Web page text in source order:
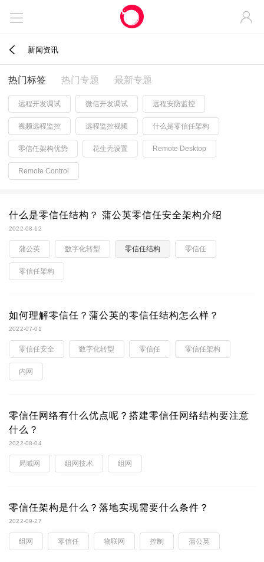
 
 新闻资讯
热门标签 热门专题 最新专题
远程开发调试 微信开发调试 远程安防监控
视频远程监控 远程监控视频 什么是零信任架构
零信任架构优势 花生壳设置 Remote Desktop
Remote Control
什么是零信任结构？ 蒲公英零信任安全架构介绍
2022-08-12
蒲公英 数字化转型 零信任结构 零信任
零信任架构
如何理解零信任？蒲公英的零信任结构怎么样？
2022-07-01
零信任安全 数字化转型 零信任 零信任架构
内网
零信任网络有什么优点呢？搭建零信任网络结构要注意
什么？
2022-08-04
局域网 组网技术 组网
零信任架构是什么？落地实现需要什么条件？
2022-09-27
组网 零信任 物联网 控制 蒲公英